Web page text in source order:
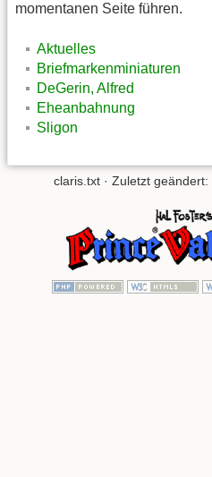
momentanen Seite führen.
Aktuelles
Briefmarkenminiaturen
DeGerin, Alfred
Eheanbahnung
Sligon
claris.txt · Zuletzt geändert: